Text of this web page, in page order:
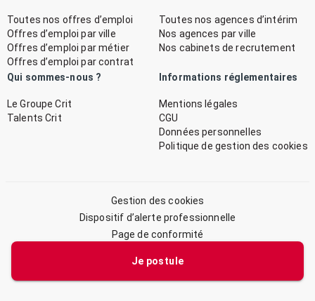
Je postule
Toutes nos offres d’emploi
Offres d’emploi par ville
Offres d’emploi par métier
Offres d’emploi par contrat
Toutes nos agences d’intérim
Nos agences par ville
Nos cabinets de recrutement
Qui sommes-nous ?
Le Groupe Crit
Talents Crit
Informations réglementaires
Mentions légales
CGU
Données personnelles
Politique de gestion des cookies
Gestion des cookies
Dispositif d’alerte professionnelle
Page de conformité
© 2026 CRIT